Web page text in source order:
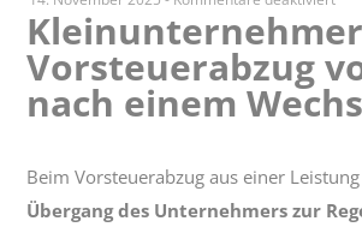
vor
und
Vorsteuerabzug
nach einem
Beim Vorsteuerabzug aus einer
Übergang des Unternehmers zur